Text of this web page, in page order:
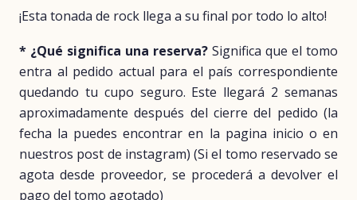
¡Esta tonada de rock llega a su final por todo lo alto!
* ¿Qué significa una reserva? Significa que el tomo
entra al pedido actual para el país correspondiente
quedando tu cupo seguro. Este llegará 2 semanas
aproximadamente después del cierre del pedido (la
fecha la puedes encontrar en la pagina inicio o en
nuestros post de instagram) (Si el tomo reservado se
agota desde proveedor, se procederá a devolver el
pago del tomo agotado)